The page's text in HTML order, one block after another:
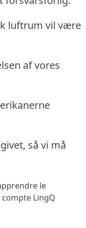
luftrum vil være
af vores
så vi må
le
LingQ